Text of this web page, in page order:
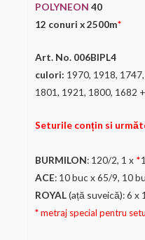
POLYNEON 40
12 conuri x 2500m*
Art. No. 006BIPL4
culori: 1970, 1918,
1801, 1921, 1800, 1682
Seturile conțin si
BURMILON: 120/2, 1 x *
ACE: 10 buc x 65/9, 10
ROYAL(ață suveică): 6 x
* metraj special pentru